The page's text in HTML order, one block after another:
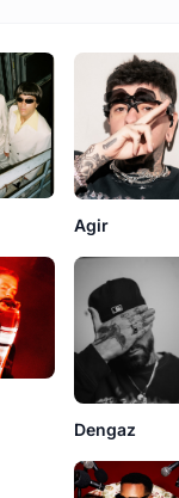
Agir
Dengaz